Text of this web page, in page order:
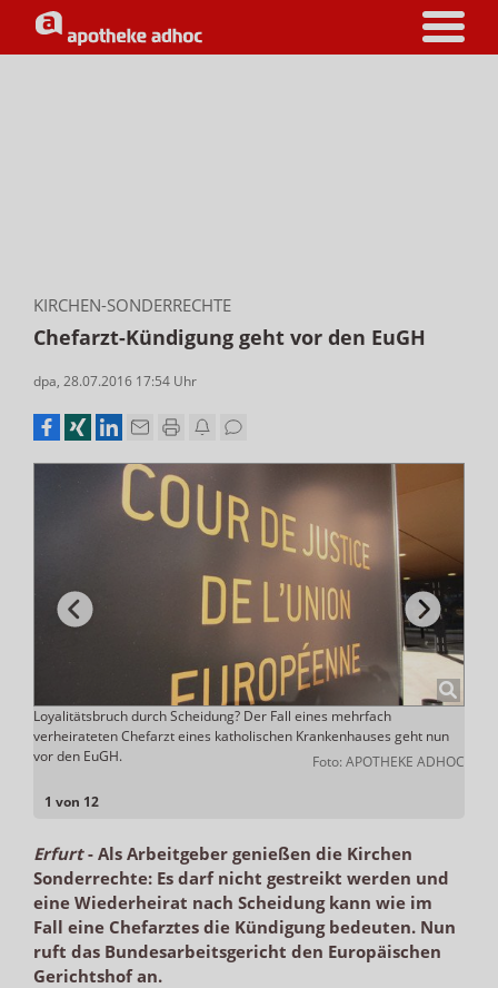
KIRCHEN-SONDERRECHTE
Chefarzt-Kündigung geht vor den EuGH
dpa, 28.07.2016 17:54 Uhr
1 von 12
Loyalitätsbruch durch Scheidung? Der Fall eines mehrfach
verheirateten Chefarzt eines katholischen Krankenhauses geht nun
vor den EuGH.
Foto: APOTHEKE ADHOC
Erfurt- Als Arbeitgeber genießen die Kirchen
Sonderrechte: Es darf nicht gestreikt werden und
eine Wiederheirat nach Scheidung kann wie im
Fall eine Chefarztes die Kündigung bedeuten. Nun
ruft das Bundesarbeitsgericht den Europäischen
Gerichtshof an.